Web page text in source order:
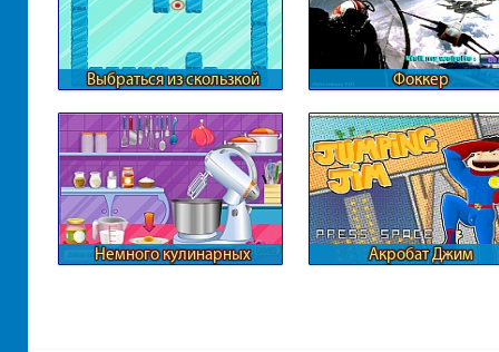
Выбраться из скользкой
Фоккер
Немного кулинарных
Акробат Джим